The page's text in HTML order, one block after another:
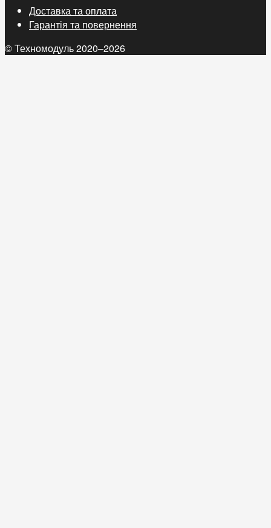
Доставка та оплата
Гарантія та повернення
© Техномодуль 2020–2026